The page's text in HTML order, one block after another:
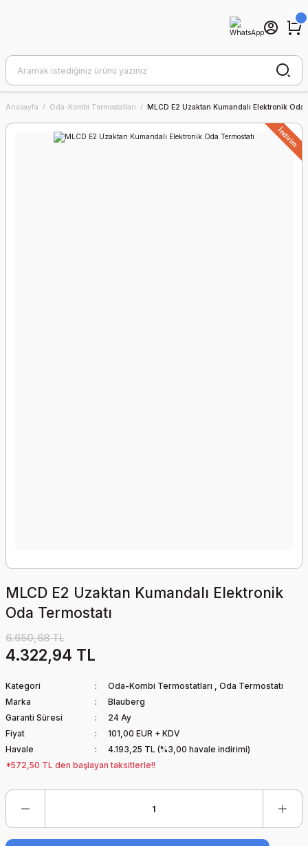
Anasayfa Oda-Kombi Termostatları MLCD E2 Uzaktan Kumandalı Elektronik Oda
İndirim
MLCD E2 Uzaktan Kumandalı Elektronik
Oda Termostatı
6.650,68 TL
4.322,94 TL
Kategori Oda-Kombi Termostatları , Oda Termostatı
Marka
Blauberg
Garanti Süresi
24 Ay
Fiyat
101,00 EUR + KDV
Havale
4.193,25 TL (%3,00 havale indirimi)
*572,50 TL den başlayan taksitlerle!!